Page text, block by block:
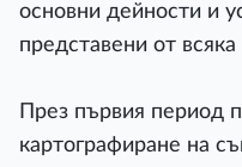
основни дейности и
представени от
През първия период
картографиране на